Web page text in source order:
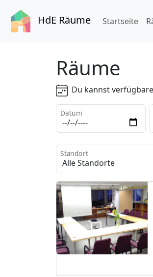
HdE Räume Startseite
Räume
Du kannst
Datum
Standort